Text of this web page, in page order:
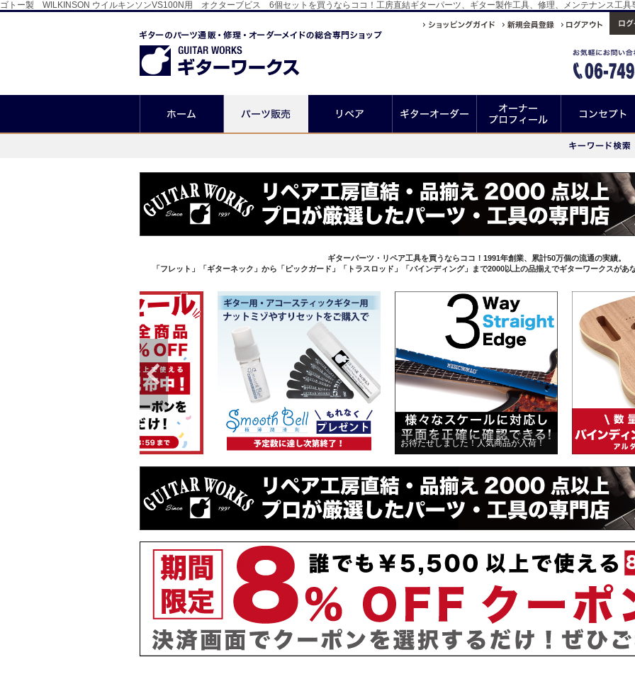
ゴトー製 WILKINSON ウイルキンソンVS100N用 オクターブビス 6個セットを買うならココ！工房直結ギターパーツ、ギター製作工具、修理、メンテナンス工具
ギターパーツ・リペア工具を買うならココ！1991年創業、累計50万個の流通の実績。
「フレット」「ギターネック」から「ピックガード」「トラスロッド」「バインディング」まで2000以上の品揃えでギターワークスがあ
お待たせしました！人気商品が入荷！